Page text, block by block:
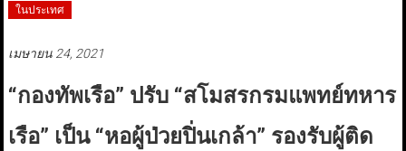
ในประเทศ
เมษายน 24, 2021
“กองทัพเรือ” ปรับ “สโมสรกรมแพทย์ทหาร
เรือ” เป็น “หอผู้ป่วยปิ่นเกล้า” รองรับผู้ติด